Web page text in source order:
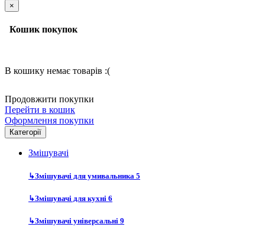
×
Кошик покупок
В кошику немає товарів :(
Продовжити покупки
Перейти в кошик
Оформлення покупки
Категорії
Змішувачі
↳Змішувачі для умивальника 5
↳Змішувачі для кухні 6
↳Змішувачі універсальні 9